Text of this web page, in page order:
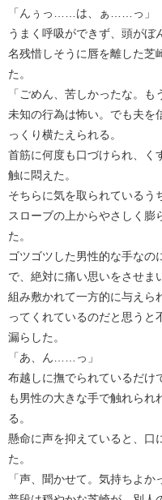
「んぅっ……は、ぁ……っ」
うまく呼吸ができず、頭がぼ
名残惜しそうに唇を離した芝
た。
「ごめん、苦しかったな。も
未知の行為は怖い。でも夫を
っくり横たえられる。
首筋に何度も口づけられ、く
触に悶えた。
そちらに気を取られているう
スローブの上からやさしく膨
た。
ゴツゴツした男性的な手なの
で、絶対に痛い思いをさせま
組み敷かれて一方的に与えら
ってくれているのだと思うと
漏らした。
「あ、ん……っ」
布越しに撫でられているだけ
も男性の大きな手で触れられ
る。
懸命に声を抑えていると、口
た。
「声、聞かせて。気持ちよか